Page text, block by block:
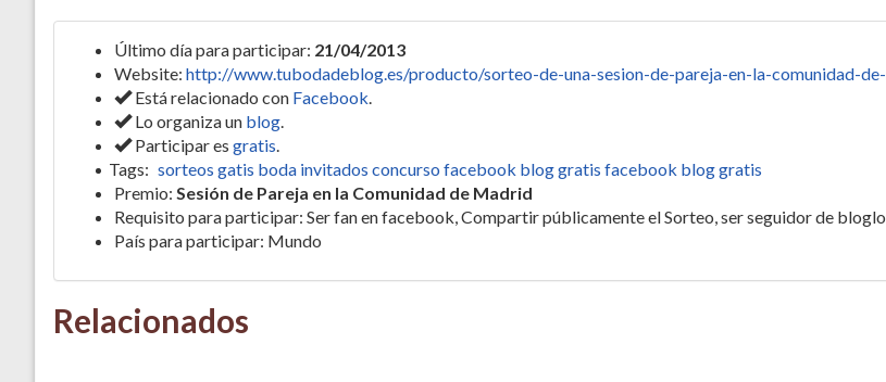
Último día para participar: 21/04/2013
Website: http://www.tubodadeblog.es/producto/sorteo-de-una-sesion-de-pareja-en-la-comunidad-
Está relacionado con Facebook.
Lo organiza un blog.
Participar es gratis.
Tags: sorteos gatis boda invitados concurso facebook blog gratis facebook blog gratis
Premio: Sesión de Pareja en la Comunidad de Madrid
Requisito para participar: Ser fan en facebook, Compartir públicamente el Sorteo, ser seguidor de
País para participar: Mundo
Relacionados